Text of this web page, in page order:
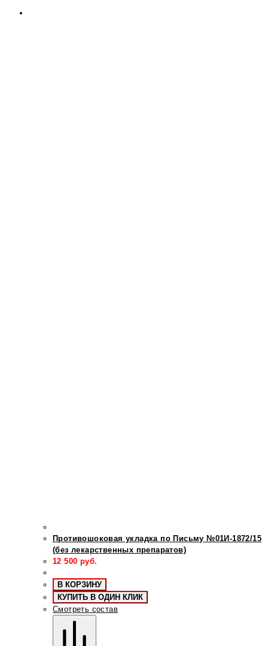
Противошоковая укладка по Письму №01И-1872/15
(без лекарственных препаратов)
12 500 руб.
В КОРЗИНУ
КУПИТЬ В ОДИН КЛИК
Смотреть состав